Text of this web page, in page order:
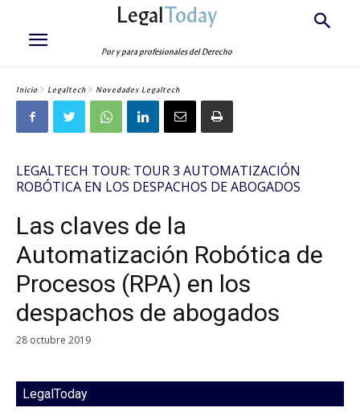
LegalToday
Por y para profesionales del Derecho
Inicio Legaltech Novedades Legaltech
LEGALTECH TOUR: TOUR 3 AUTOMATIZACIÓN
ROBÓTICA EN LOS DESPACHOS DE ABOGADOS
Las claves de la
Automatización Robótica de
Procesos (RPA) en los
despachos de abogados
28 octubre 2019
LegalToday